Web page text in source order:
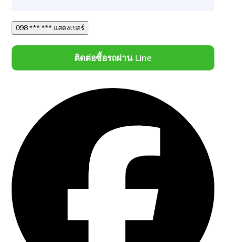
098 *** *** แสดงเบอร์
ติดต่อซื้อรถผ่าน Line